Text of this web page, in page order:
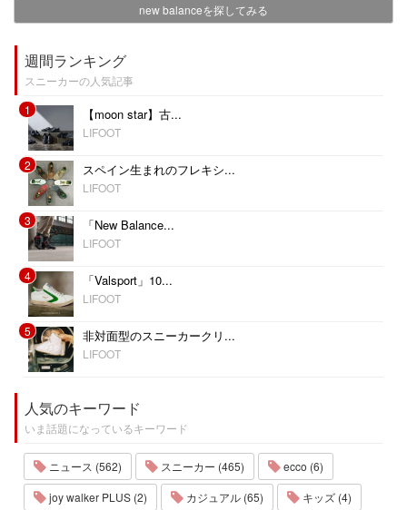
new balanceを探してみる
週間ランキング
スニーカーの人気記事
1
【moon star】古...
LIFOOT
2 スペイン生まれのフレキシ...
LIFOOT
3 「New Balance...
LIFOOT
4 「Valsport」10...
LIFOOT
5 非対面型のスニーカークリ...
LIFOOT
人気のキーワード
いま話題になっているキーワード
ニュース (562) スニーカー (465)
ecco (6)
joy walker PLUS (2)
カジュアル (65) キッズ (4)